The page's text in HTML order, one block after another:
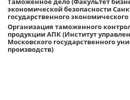
экономической безопасности
государственного
Организация таможенного
продукции АПК (Институт
Московского государственного
производств)